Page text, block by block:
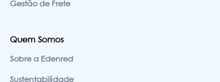
Gestão de Frete
Quem Somos
Sobre a Edenred
Sustentabilidade